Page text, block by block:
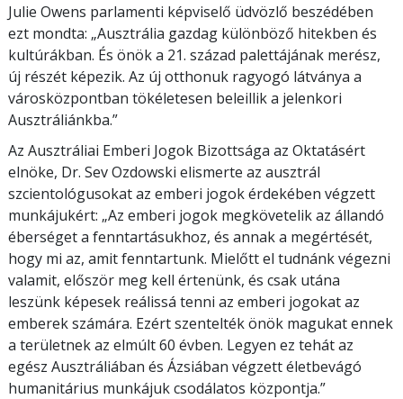
Julie Owens parlamenti képviselő üdvözlő beszédében
ezt mondta: „Ausztrália gazdag különböző hitekben és
kultúrákban. És önök a 21. század palettájának merész,
új részét képezik. Az új otthonuk ragyogó látványa a
városközpontban tökéletesen beleillik a jelenkori
Ausztráliánkba.”
Az Ausztráliai Emberi Jogok Bizottsága az Oktatásért
elnöke, Dr. Sev Ozdowski elismerte az ausztrál
szcientológusokat az emberi jogok érdekében végzett
munkájukért: „Az emberi jogok megkövetelik az állandó
éberséget a fenntartásukhoz, és annak a megértését,
hogy mi az, amit fenntartunk. Mielőtt el tudnánk végezni
valamit, először meg kell értenünk, és csak utána
leszünk képesek reálissá tenni az emberi jogokat az
emberek számára. Ezért szentelték önök magukat ennek
a területnek az elmúlt 60 évben. Legyen ez tehát az
egész Ausztráliában és Ázsiában végzett életbevágó
humanitárius munkájuk csodálatos központja.”